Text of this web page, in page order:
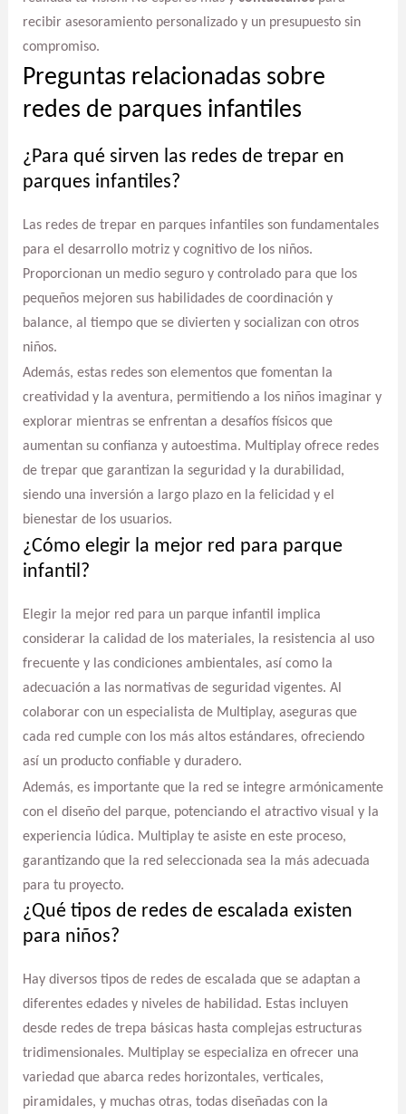
recibir asesoramiento personalizado y un presupuesto sin
compromiso.
Preguntas relacionadas sobre
redes de parques infantiles
¿Para qué sirven las redes de trepar en
parques infantiles?
Las redes de trepar en parques infantiles son fundamentales
para el desarrollo motriz y cognitivo de los niños.
Proporcionan un medio seguro y controlado para que los
pequeños mejoren sus habilidades de coordinación y
balance, al tiempo que se divierten y socializan con otros
niños.
Además, estas redes son elementos que fomentan la
creatividad y la aventura, permitiendo a los niños imaginar y
explorar mientras se enfrentan a desafíos físicos que
aumentan su confianza y autoestima. Multiplay ofrece redes
de trepar que garantizan la seguridad y la durabilidad,
siendo una inversión a largo plazo en la felicidad y el
bienestar de los usuarios.
¿Cómo elegir la mejor red para parque
infantil?
Elegir la mejor red para un parque infantil implica
considerar la calidad de los materiales, la resistencia al uso
frecuente y las condiciones ambientales, así como la
adecuación a las normativas de seguridad vigentes. Al
colaborar con un especialista de Multiplay, aseguras que
cada red cumple con los más altos estándares, ofreciendo
así un producto confiable y duradero.
Además, es importante que la red se integre armónicamente
con el diseño del parque, potenciando el atractivo visual y la
experiencia lúdica. Multiplay te asiste en este proceso,
garantizando que la red seleccionada sea la más adecuada
para tu proyecto.
¿Qué tipos de redes de escalada existen
para niños?
Hay diversos tipos de redes de escalada que se adaptan a
diferentes edades y niveles de habilidad. Estas incluyen
desde redes de trepa básicas hasta complejas estructuras
tridimensionales. Multiplay se especializa en ofrecer una
variedad que abarca redes horizontales, verticales,
piramidales, y muchas otras, todas diseñadas con la